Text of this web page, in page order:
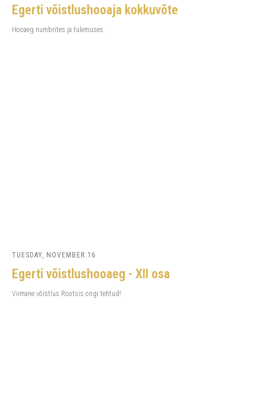
Egerti võistlushooaja kokkuvõte
Hooaeg numbrites ja tulemuses.
TUESDAY, NOVEMBER 16
Egerti võistlushooaeg - XII osa
Viimane võistlus Rootsis ongi tehtud!